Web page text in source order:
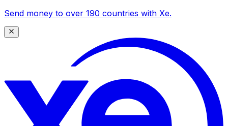
Send money to over 190 countries with Xe.